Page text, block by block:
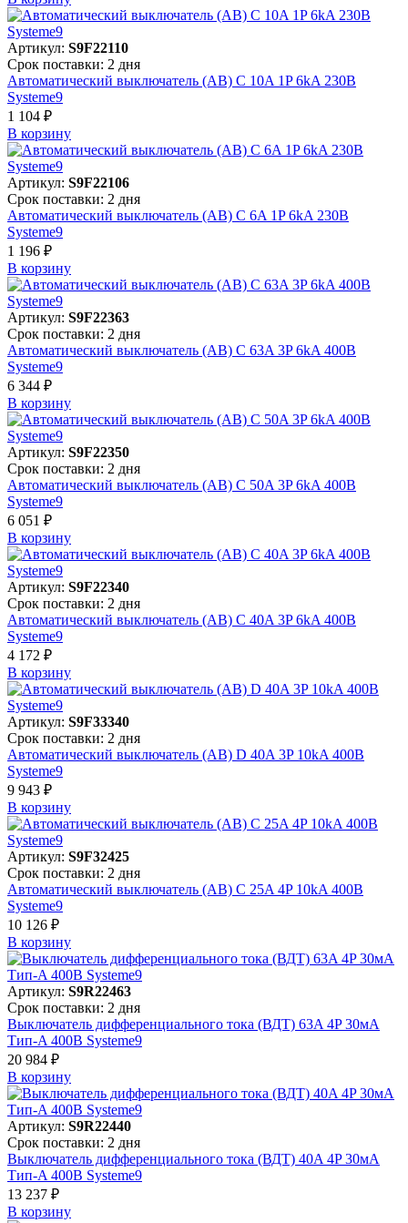
Артикул: S9F22110
Срок поставки: 2 дня
Автоматический выключатель (АВ) C 10A 1P 6kA 230В
Systeme9
1 104 ₽
В корзинy
Артикул: S9F22106
Срок поставки: 2 дня
Автоматический выключатель (АВ) C 6A 1P 6kA 230В
Systeme9
1 196 ₽
В корзинy
Артикул: S9F22363
Срок поставки: 2 дня
Автоматический выключатель (АВ) C 63A 3P 6kA 400В
Systeme9
6 344 ₽
В корзинy
Артикул: S9F22350
Срок поставки: 2 дня
Автоматический выключатель (АВ) C 50A 3P 6kA 400В
Systeme9
6 051 ₽
В корзинy
Артикул: S9F22340
Срок поставки: 2 дня
Автоматический выключатель (АВ) C 40A 3P 6kA 400В
Systeme9
4 172 ₽
В корзинy
Артикул: S9F33340
Срок поставки: 2 дня
Автоматический выключатель (АВ) D 40A 3P 10kA 400В
Systeme9
9 943 ₽
В корзинy
Артикул: S9F32425
Срок поставки: 2 дня
Автоматический выключатель (АВ) C 25A 4P 10kA 400В
Systeme9
10 126 ₽
В корзинy
Артикул: S9R22463
Срок поставки: 2 дня
Выключатель дифференциального тока (ВДТ) 63A 4P 30мА
Тип-A 400В Systeme9
20 984 ₽
В корзинy
Артикул: S9R22440
Срок поставки: 2 дня
Выключатель дифференциального тока (ВДТ) 40A 4P 30мА
Тип-A 400В Systeme9
13 237 ₽
В корзинy